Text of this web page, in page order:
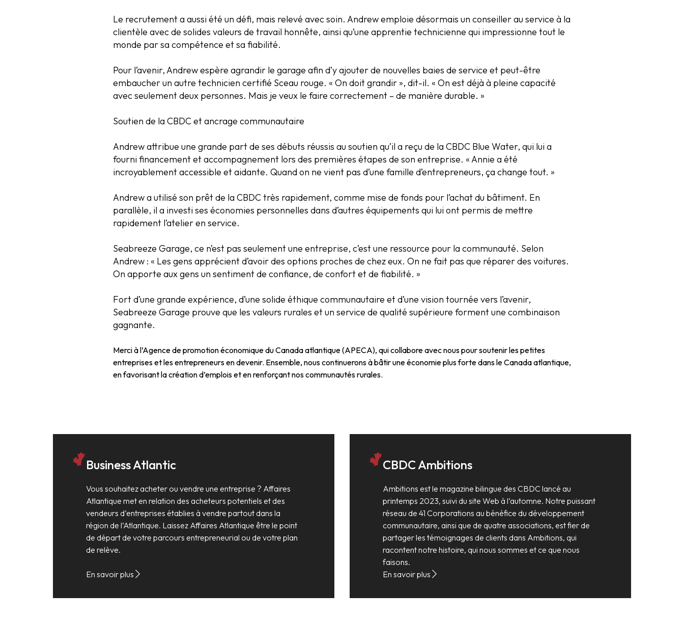
Le recrutement a aussi été un défi, mais relevé avec soin. Andrew emploie désormais un conseiller au service à la
clientèle avec de solides valeurs de travail honnête, ainsi qu’une apprentie technicienne qui impressionne tout le
monde par sa compétence et sa fiabilité.
Pour l’avenir, Andrew espère agrandir le garage afin d’y ajouter de nouvelles baies de service et peut-être
embaucher un autre technicien certifié Sceau rouge. « On doit grandir », dit-il. « On est déjà à pleine capacité
avec seulement deux personnes. Mais je veux le faire correctement – de manière durable. »
Soutien de la CBDC et ancrage communautaire
Andrew attribue une grande part de ses débuts réussis au soutien qu’il a reçu de la CBDC Blue Water, qui lui a
fourni financement et accompagnement lors des premières étapes de son entreprise. « Annie a été
incroyablement accessible et aidante. Quand on ne vient pas d’une famille d’entrepreneurs, ça change tout. »
Andrew a utilisé son prêt de la CBDC très rapidement, comme mise de fonds pour l’achat du bâtiment. En
parallèle, il a investi ses économies personnelles dans d’autres équipements qui lui ont permis de mettre
rapidement l’atelier en service.
Seabreeze Garage, ce n’est pas seulement une entreprise, c’est une ressource pour la communauté. Selon
Andrew : « Les gens apprécient d’avoir des options proches de chez eux. On ne fait pas que réparer des voitures.
On apporte aux gens un sentiment de confiance, de confort et de fiabilité. »
Fort d’une grande expérience, d’une solide éthique communautaire et d’une vision tournée vers l’avenir,
Seabreeze Garage prouve que les valeurs rurales et un service de qualité supérieure forment une combinaison
gagnante.
Merci à l’Agence de promotion économique du Canada atlantique (APECA), qui collabore avec nous pour soutenir les petites
entreprises et les entrepreneurs en devenir. Ensemble, nous continuerons à bâtir une économie plus forte dans le Canada atlantique,
en favorisant la création d’emplois et en renforçant nos communautés rurales.
Business Atlantic
Vous souhaitez acheter ou vendre une entreprise ? Affaires
Atlantique met en relation des acheteurs potentiels et des
vendeurs d’entreprises établies à vendre partout dans la
région de l’Atlantique. Laissez Affaires Atlantique être le point
de départ de votre parcours entrepreneurial ou de votre plan
de relève.
En savoir plus
CBDC Ambitions
Ambitions est le magazine bilingue des CBDC lancé au
printemps 2023, suivi du site Web à l’automne. Notre puissant
réseau de 41 Corporations au bénéfice du développement
communautaire, ainsi que de quatre associations, est fier de
partager les témoignages de clients dans Ambitions, qui
racontent notre histoire, qui nous sommes et ce que nous
faisons.
En savoir plus